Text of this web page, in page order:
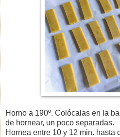
Horno a 190º. Colócalas en la
de hornear, un poco separadas.
Hornea entre 10 y 12 min. hasta